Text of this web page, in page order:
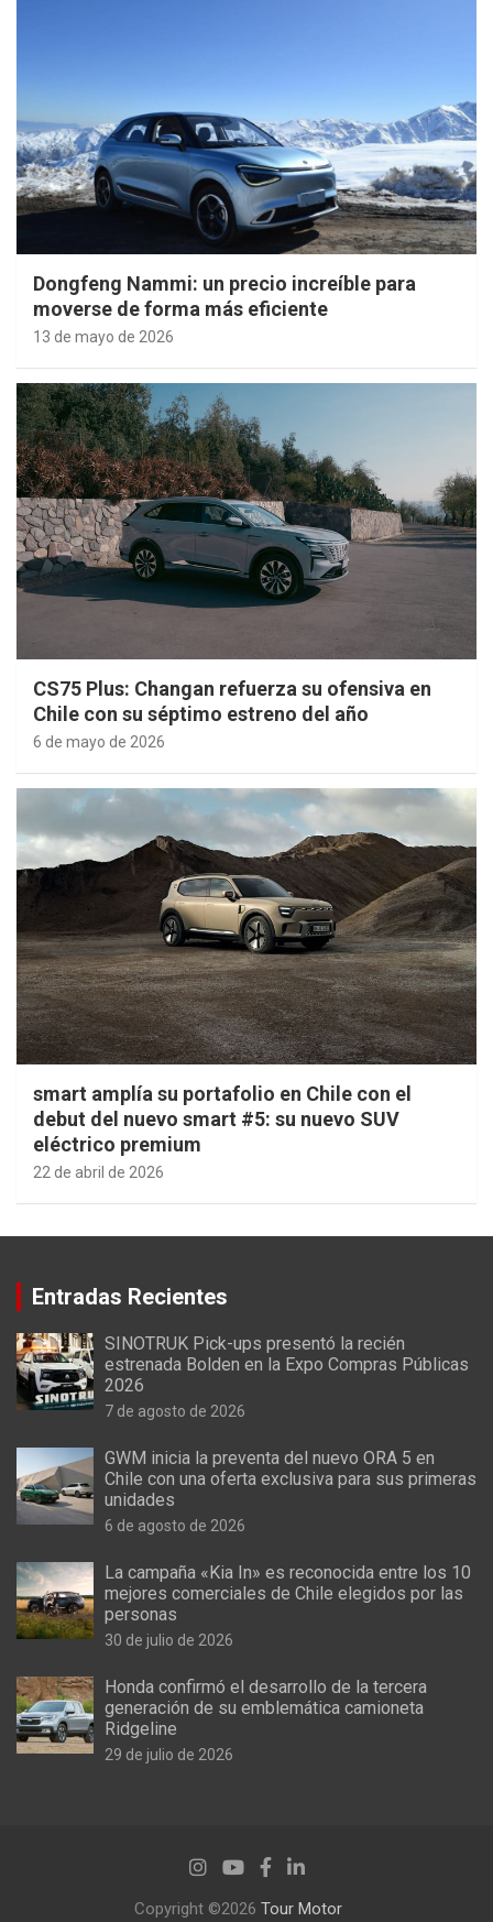
Dongfeng Nammi: un precio increíble para
moverse de forma más eficiente
13 de mayo de 2026
CS75 Plus: Changan refuerza su ofensiva en
Chile con su séptimo estreno del año
6 de mayo de 2026
smart amplía su portafolio en Chile con el
debut del nuevo smart #5: su nuevo SUV
eléctrico premium
22 de abril de 2026
Entradas Recientes
SINOTRUK Pick-ups presentó la recién
estrenada Bolden en la Expo Compras Públicas
2026
7 de agosto de 2026
GWM inicia la preventa del nuevo ORA 5 en
Chile con una oferta exclusiva para sus primeras
unidades
6 de agosto de 2026
La campaña «Kia In» es reconocida entre los 10
mejores comerciales de Chile elegidos por las
personas
30 de julio de 2026
Honda confirmó el desarrollo de la tercera
generación de su emblemática camioneta
Ridgeline
29 de julio de 2026
Copyright ©2026 Tour Motor